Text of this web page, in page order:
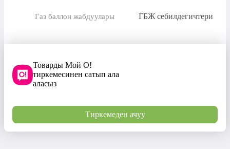
Газ баллон жабдуулары ГБЖ себилдегичтери
Товарды Мой О!
тиркемесинен сатып ала
аласыз
Тиркемеден ачуу